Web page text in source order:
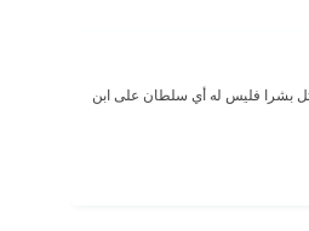
بشرا فليس له أي سلطان على ابن